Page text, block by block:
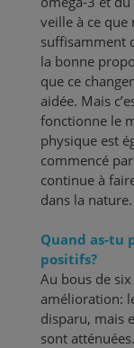
veille à ce
suffisamment
la bonne
que ce
aidée. Mais
fonctionne le
physique est
commencé
continue à
dans la nature.
Quand as-tu
positifs?
Au bous de
amélioration:
disparu, mais
sont